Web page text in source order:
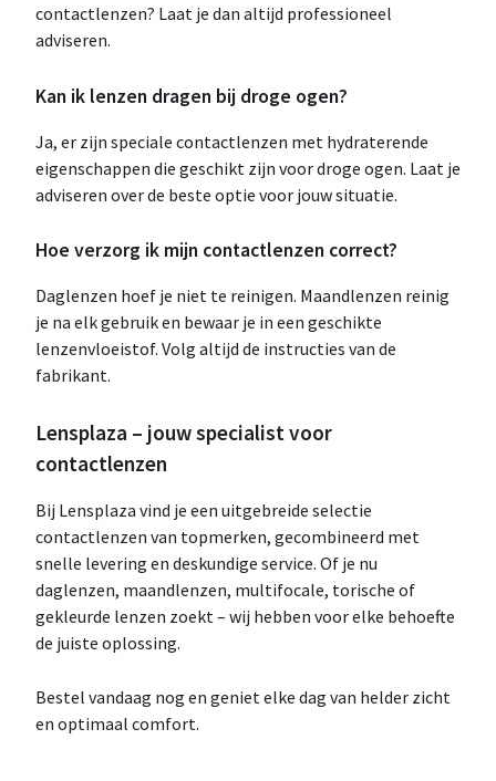
contactlenzen? Laat je dan altijd professioneel
adviseren.
Kan ik lenzen dragen bij droge ogen?
Ja, er zijn speciale contactlenzen met hydraterende
eigenschappen die geschikt zijn voor droge ogen. Laat je
adviseren over de beste optie voor jouw situatie.
Hoe verzorg ik mijn contactlenzen correct?
Daglenzen hoef je niet te reinigen. Maandlenzen reinig
je na elk gebruik en bewaar je in een geschikte
lenzenvloeistof. Volg altijd de instructies van de
fabrikant.
Lensplaza – jouw specialist voor
contactlenzen
Bij Lensplaza vind je een uitgebreide selectie
contactlenzen van topmerken, gecombineerd met
snelle levering en deskundige service. Of je nu
daglenzen, maandlenzen, multifocale, torische of
gekleurde lenzen zoekt – wij hebben voor elke behoefte
de juiste oplossing.
Bestel vandaag nog en geniet elke dag van helder zicht
en optimaal comfort.